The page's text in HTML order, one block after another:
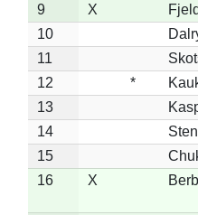
9
X
10
11
12
*
13
14
15
16
X